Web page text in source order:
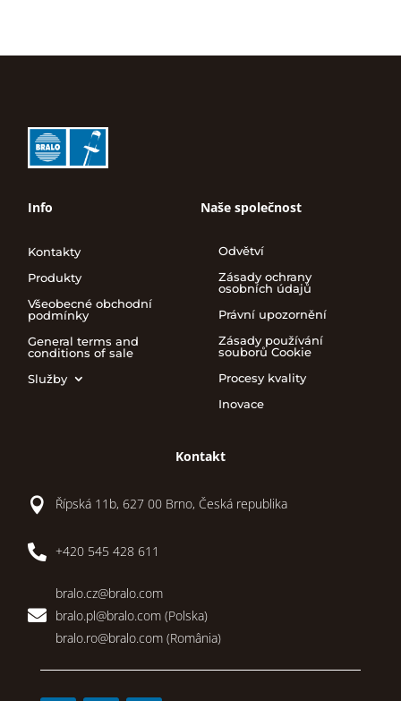
Info
Kontakty
Produkty
Všeobecné obchodní
podmínky
General terms and
conditions of sale
Služby
Naše společnost
Odvětví
Zásady ochrany
osobních údajů
Právní upozornění
Zásady používání
souborů Cookie
Procesy kvality
Inovace
Kontakt
 Řípská 11b, 627 00 Brno, Česká republika
 +420 545 428 611

bralo.cz@bralo.com
bralo.pl@bralo.com (Polska)
bralo.ro@bralo.com (România)